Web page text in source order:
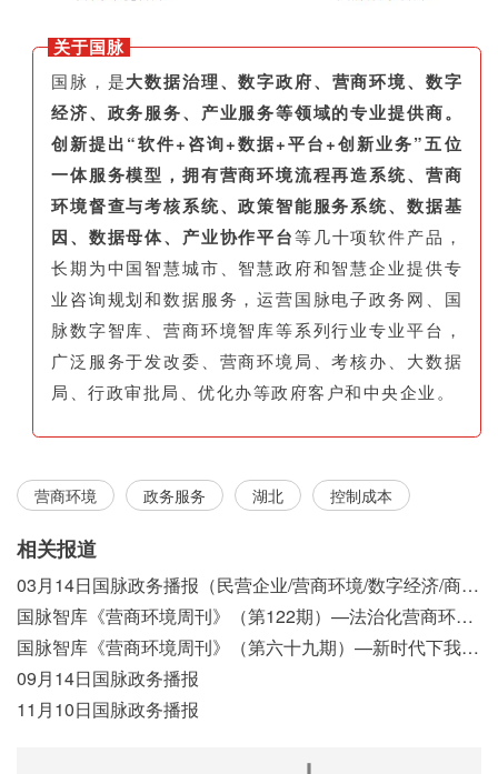
关于国脉
国脉，是大数据治理、数字政府、营商环境、数字
经济、政务服务、产业服务等领域的专业提供商。
创新提出“软件+咨询+数据+平台+创新业务”五位
一体服务模型，拥有营商环境流程再造系统、营商
环境督查与考核系统、政策智能服务系统、数据基
因、数据母体、产业协作平台等几十项软件产品，
长期为中国智慧城市、智慧政府和智慧企业提供专
业咨询规划和数据服务，运营国脉电子政务网、国
脉数字智库、营商环境智库等系列行业专业平台，
广泛服务于发改委、营商环境局、考核办、大数据
局、行政审批局、优化办等政府客户和中央企业。
营商环境 政务服务 湖北 控制成本
相关报道
03月14日国脉政务播报（民营企业/营商环境/数字经济/商事制度改革）
国脉智库《营商环境周刊》（第122期）—法治化营商环境视域下我国行政执法公示制度浅析
国脉智库《营商环境周刊》（第六十九期）—新时代下我国营商环境标准体系构建初探
09月14日国脉政务播报
11月10日国脉政务播报